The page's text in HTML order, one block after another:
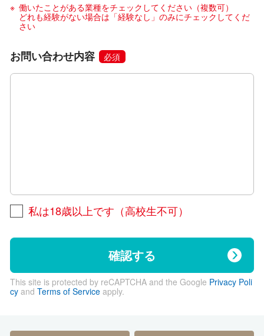
働いたことがある業種をチェックしてください（複数可）
どれも経験がない場合は「経験なし」のみにチェックしてくだ
さい
お問い合わせ内容 必須
私は18歳以上です（高校生不可）
確認する
This site is protected by reCAPTCHA and the Google Privacy Poli
cyand Terms of Serviceapply.